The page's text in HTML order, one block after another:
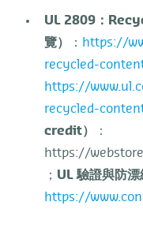
UL 2809 ：
覽）
： https://
recycled-
https://
recycled-
credit）
：
https://
； UL 驗證與防漂
https://